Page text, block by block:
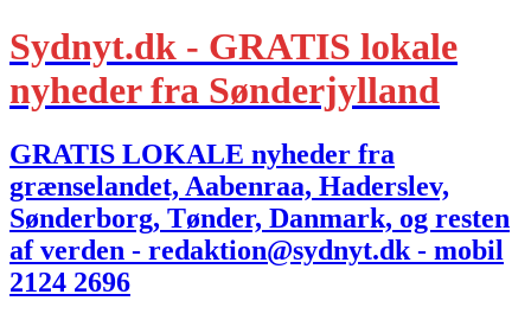
Sydnyt.dk - GRATIS lokale
nyheder fra Sønderjylland
GRATIS LOKALE nyheder fra
grænselandet, Aabenraa, Haderslev,
Sønderborg, Tønder, Danmark, og resten
af verden - redaktion@sydnyt.dk - mobil
2124 2696